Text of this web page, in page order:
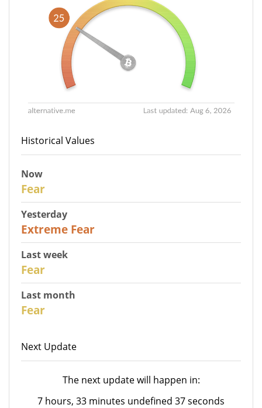
Historical Values
Now
Fear
Yesterday
Extreme Fear
Last week
Fear
Last month
Fear
Next Update
The next update will happen in:
7 hours, 33 minutes undefined 37 seconds